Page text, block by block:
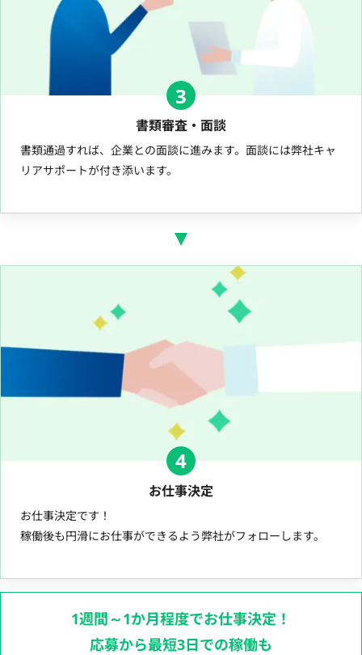
3
書類審査・面談
書類通過すれば、企業との面談に進みます。面談には弊社キャ
リアサポートが付き添います。
4
お仕事決定
お仕事決定です！
稼働後も円滑にお仕事ができるよう弊社がフォローします。
1週間～1か月程度でお仕事決定！
応募から最短3日での稼働も